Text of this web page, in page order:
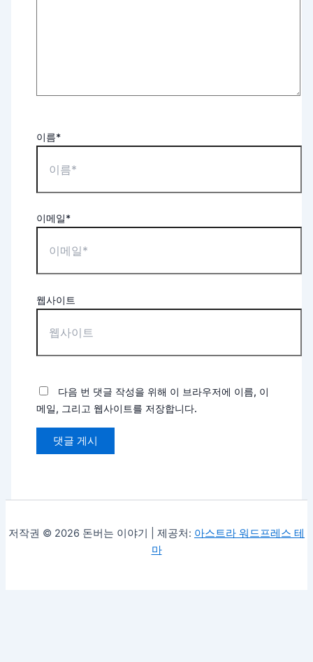
이름*
이메일*
웹사이트
다음 번 댓글 작성을 위해 이 브라우저에 이름, 이
메일, 그리고 웹사이트를 저장합니다.
저작권 © 2026 돈버는 이야기 | 제공처: 아스트라 워드프레스 테
마